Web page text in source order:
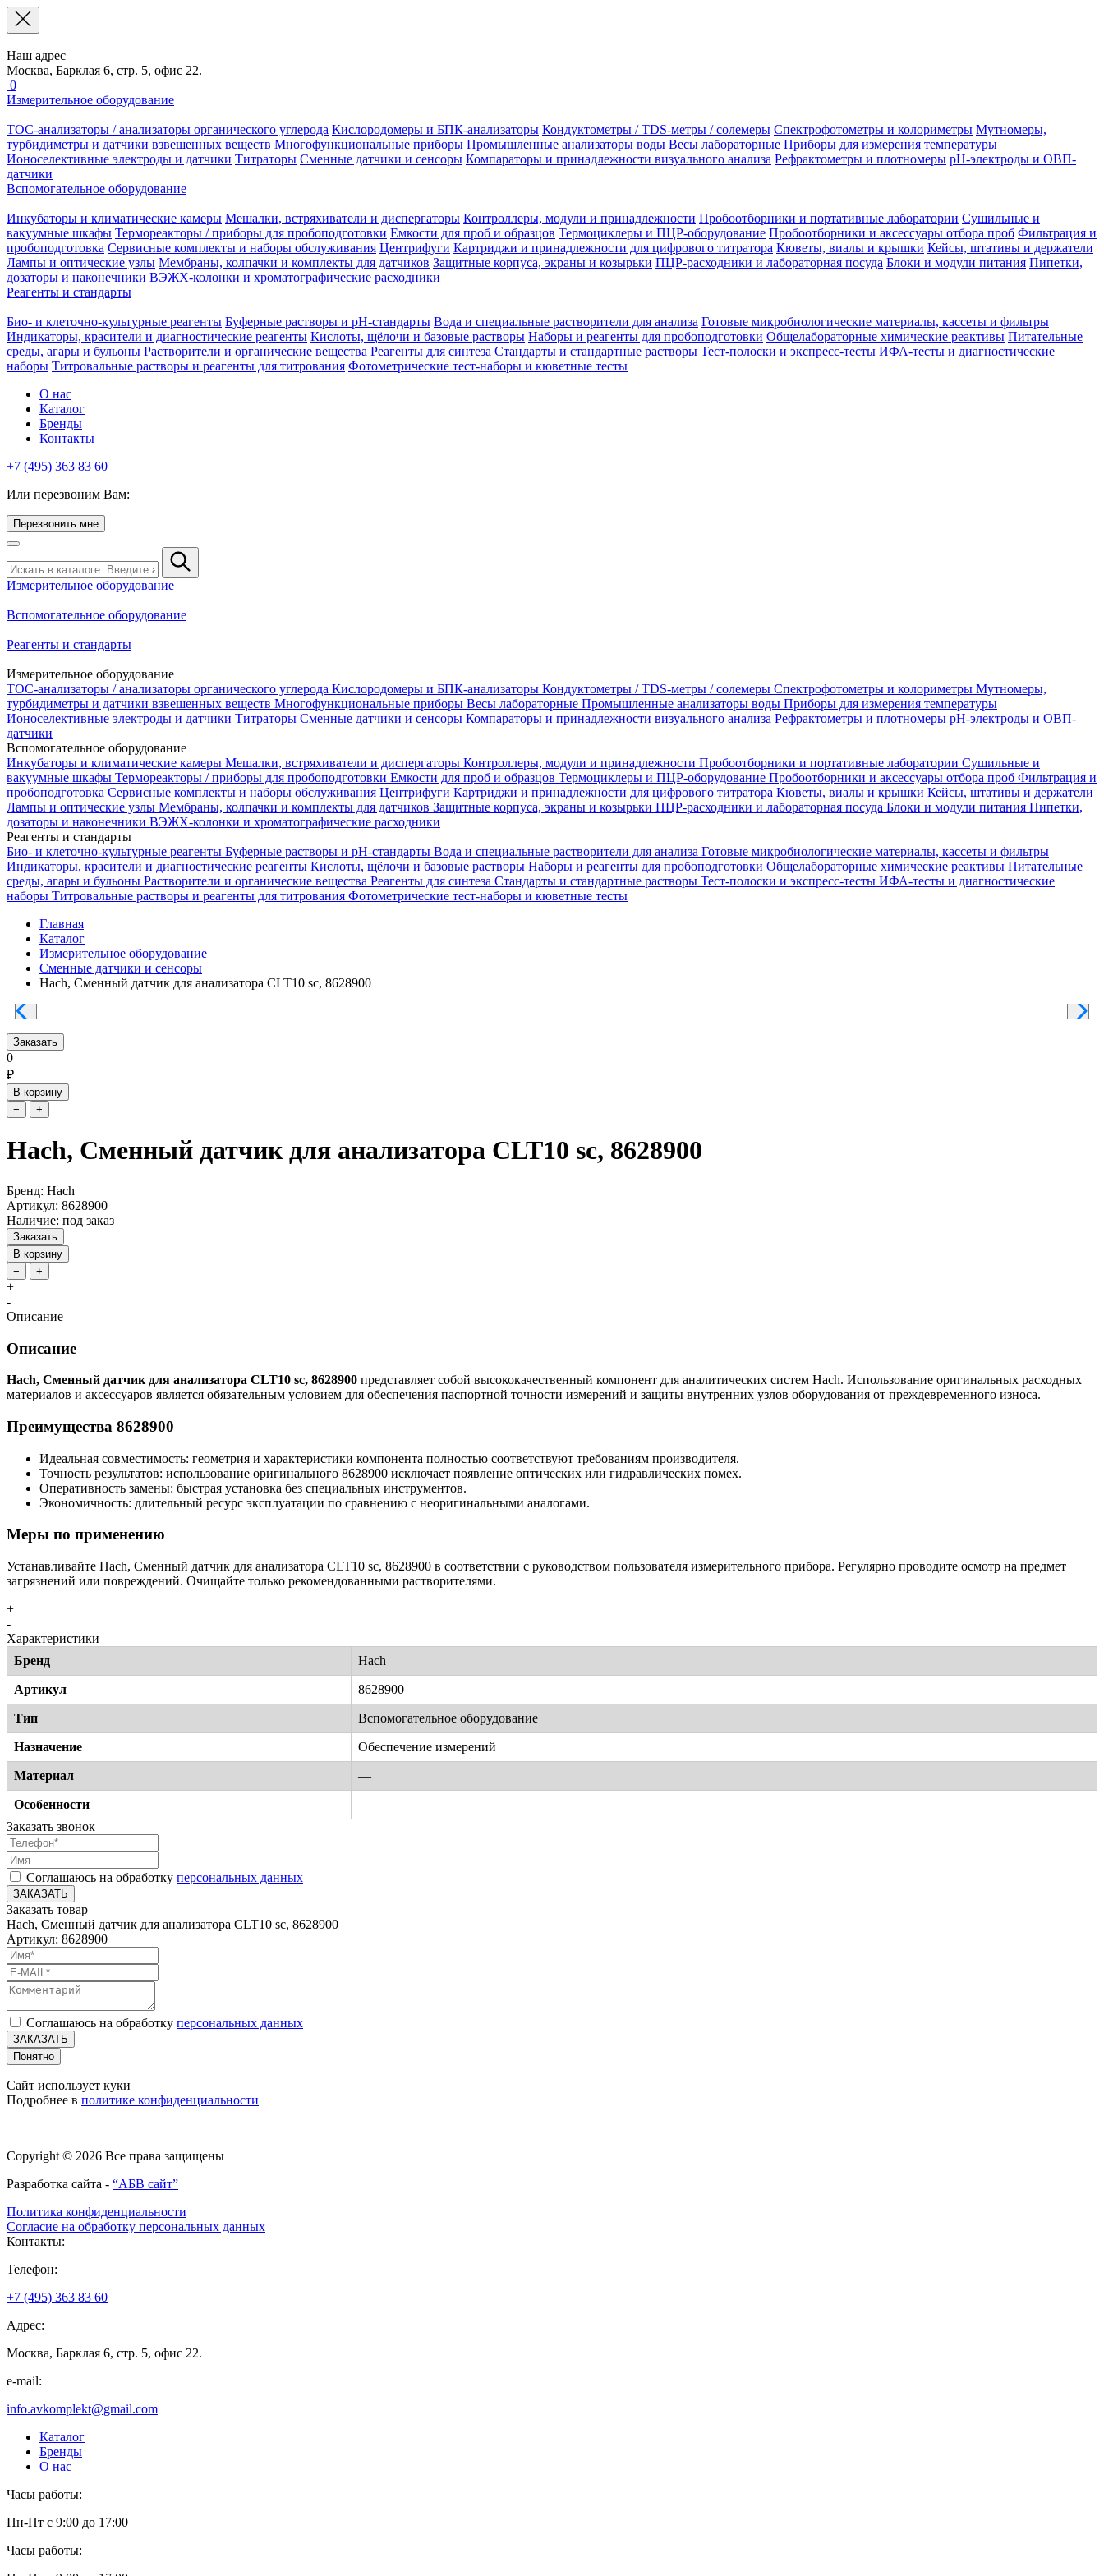
Наш адрес
Москва, Барклая 6, стр. 5, офис 22.
0
Измерительное оборудование
TOC-анализаторы / анализаторы органического углерода Кислородомеры и БПК-анализаторы Кондуктометры / TDS-метры / солемеры Спектрофотометры и колориметры Мутномеры,
турбидиметры и датчики взвешенных веществ Многофункциональные приборы Промышленные анализаторы воды Весы лабораторные Приборы для измерения температуры
Ионоселективные электроды и датчики Титраторы Сменные датчики и сенсоры Компараторы и принадлежности визуального анализа Рефрактометры и плотномеры pH-электроды и ОВП-
датчики
Вспомогательное оборудование
Инкубаторы и климатические камеры Мешалки, встряхиватели и диспергаторы Контроллеры, модули и принадлежности Пробоотборники и портативные лаборатории Сушильные и
вакуумные шкафы Термореакторы / приборы для пробоподготовки Емкости для проб и образцов Термоциклеры и ПЦР-оборудование Пробоотборники и аксессуары отбора проб Фильтрация и
пробоподготовка Сервисные комплекты и наборы обслуживания Центрифуги Картриджи и принадлежности для цифрового титратора Кюветы, виалы и крышки Кейсы, штативы и держатели
Лампы и оптические узлы Мембраны, колпачки и комплекты для датчиков Защитные корпуса, экраны и козырьки ПЦР-расходники и лабораторная посуда Блоки и модули питания Пипетки,
дозаторы и наконечники ВЭЖХ-колонки и хроматографические расходники
Реагенты и стандарты
Био- и клеточно-культурные реагенты Буферные растворы и pH-стандарты Вода и специальные растворители для анализа Готовые микробиологические материалы, кассеты и фильтры
Индикаторы, красители и диагностические реагенты Кислоты, щёлочи и базовые растворы Наборы и реагенты для пробоподготовки Общелабораторные химические реактивы Питательные
среды, агары и бульоны Растворители и органические вещества Реагенты для синтеза Стандарты и стандартные растворы Тест-полоски и экспресс-тесты ИФА-тесты и диагностические
наборы Титровальные растворы и реагенты для титрования Фотометрические тест-наборы и кюветные тесты
О нас
Каталог
Бренды
Контакты
+7 (495) 363 83 60
Или перезвоним Вам:
Перезвонить мне
Измерительное оборудование
Вспомогательное оборудование
Реагенты и стандарты
Измерительное оборудование
TOC-анализаторы / анализаторы органического углерода Кислородомеры и БПК-анализаторы Кондуктометры / TDS-метры / солемеры Спектрофотометры и колориметры Мутномеры,
турбидиметры и датчики взвешенных веществ Многофункциональные приборы Весы лабораторные Промышленные анализаторы воды Приборы для измерения температуры
Ионоселективные электроды и датчики Титраторы Сменные датчики и сенсоры Компараторы и принадлежности визуального анализа Рефрактометры и плотномеры pH-электроды и ОВП-
датчики
Вспомогательное оборудование
Инкубаторы и климатические камеры Мешалки, встряхиватели и диспергаторы Контроллеры, модули и принадлежности Пробоотборники и портативные лаборатории Сушильные и
вакуумные шкафы Термореакторы / приборы для пробоподготовки Емкости для проб и образцов Термоциклеры и ПЦР-оборудование Пробоотборники и аксессуары отбора проб Фильтрация и
пробоподготовка Сервисные комплекты и наборы обслуживания Центрифуги Картриджи и принадлежности для цифрового титратора Кюветы, виалы и крышки Кейсы, штативы и держатели
Лампы и оптические узлы Мембраны, колпачки и комплекты для датчиков Защитные корпуса, экраны и козырьки ПЦР-расходники и лабораторная посуда Блоки и модули питания Пипетки,
дозаторы и наконечники ВЭЖХ-колонки и хроматографические расходники
Реагенты и стандарты
Био- и клеточно-культурные реагенты Буферные растворы и pH-стандарты Вода и специальные растворители для анализа Готовые микробиологические материалы, кассеты и фильтры
Индикаторы, красители и диагностические реагенты Кислоты, щёлочи и базовые растворы Наборы и реагенты для пробоподготовки Общелабораторные химические реактивы Питательные
среды, агары и бульоны Растворители и органические вещества Реагенты для синтеза Стандарты и стандартные растворы Тест-полоски и экспресс-тесты ИФА-тесты и диагностические
наборы Титровальные растворы и реагенты для титрования Фотометрические тест-наборы и кюветные тесты
Главная
Каталог
Измерительное оборудование
Сменные датчики и сенсоры
Hach, Сменный датчик для анализатора CLT10 sc, 8628900
Заказать
0
₽
В корзину
−
+
Hach, Сменный датчик для анализатора CLT10 sc, 8628900
Бренд: Hach
Артикул: 8628900
Наличие: под заказ
Заказать
В корзину
−
+
+
-
Описание
Описание
Hach, Сменный датчик для анализатора CLT10 sc, 8628900 представляет собой высококачественный компонент для аналитических систем Hach. Использование оригинальных расходных
материалов и аксессуаров является обязательным условием для обеспечения паспортной точности измерений и защиты внутренних узлов оборудования от преждевременного износа.
Преимущества 8628900
Идеальная совместимость: геометрия и характеристики компонента полностью соответствуют требованиям производителя.
Точность результатов: использование оригинального 8628900 исключает появление оптических или гидравлических помех.
Оперативность замены: быстрая установка без специальных инструментов.
Экономичность: длительный ресурс эксплуатации по сравнению с неоригинальными аналогами.
Меры по применению
Устанавливайте Hach, Сменный датчик для анализатора CLT10 sc, 8628900 в соответствии с руководством пользователя измерительного прибора. Регулярно проводите осмотр на предмет
загрязнений или повреждений. Очищайте только рекомендованными растворителями.
+
-
Характеристики
Бренд
Hach
Артикул 8628900
Тип Вспомогательное оборудование
Назначение Обеспечение измерений
Материал —
Особенности
—
Заказать звонок
Соглашаюсь на обработку персональных данных
ЗАКАЗАТЬ
Заказать товар
Hach, Сменный датчик для анализатора CLT10 sc, 8628900
Артикул: 8628900
Соглашаюсь на обработку персональных данных
ЗАКАЗАТЬ
Понятно
Сайт использует куки
Подробнее в политике конфиденциальности
Copyright © 2026 Все права защищены
Разработка сайта - “АБВ сайт”
Политика конфиденциальности
Согласие на обработку персональных данных
Контакты:
Телефон:
+7 (495) 363 83 60
Адрес:
Москва, Барклая 6, стр. 5, офис 22.
e-mail:
info.avkomplekt@gmail.com
Каталог
Бренды
О нас
Часы работы:
Пн-Пт с 9:00 до 17:00
Часы работы: